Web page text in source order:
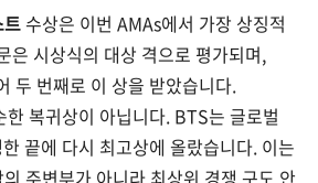
수상은 이번 AMAs에서 가장 상징적
은 시상식의 대상 격으로 평가되며,
두 번째로 이 상을 받았습니다.
복귀상이 아닙니다. BTS는 글로벌
끝에 다시 최고상에 올랐습니다. 이는
주변부가 아니라 최상위 경쟁 구도 안